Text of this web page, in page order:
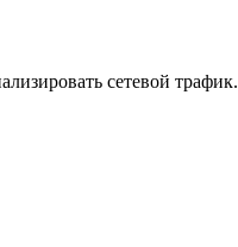
сетевой трафик.